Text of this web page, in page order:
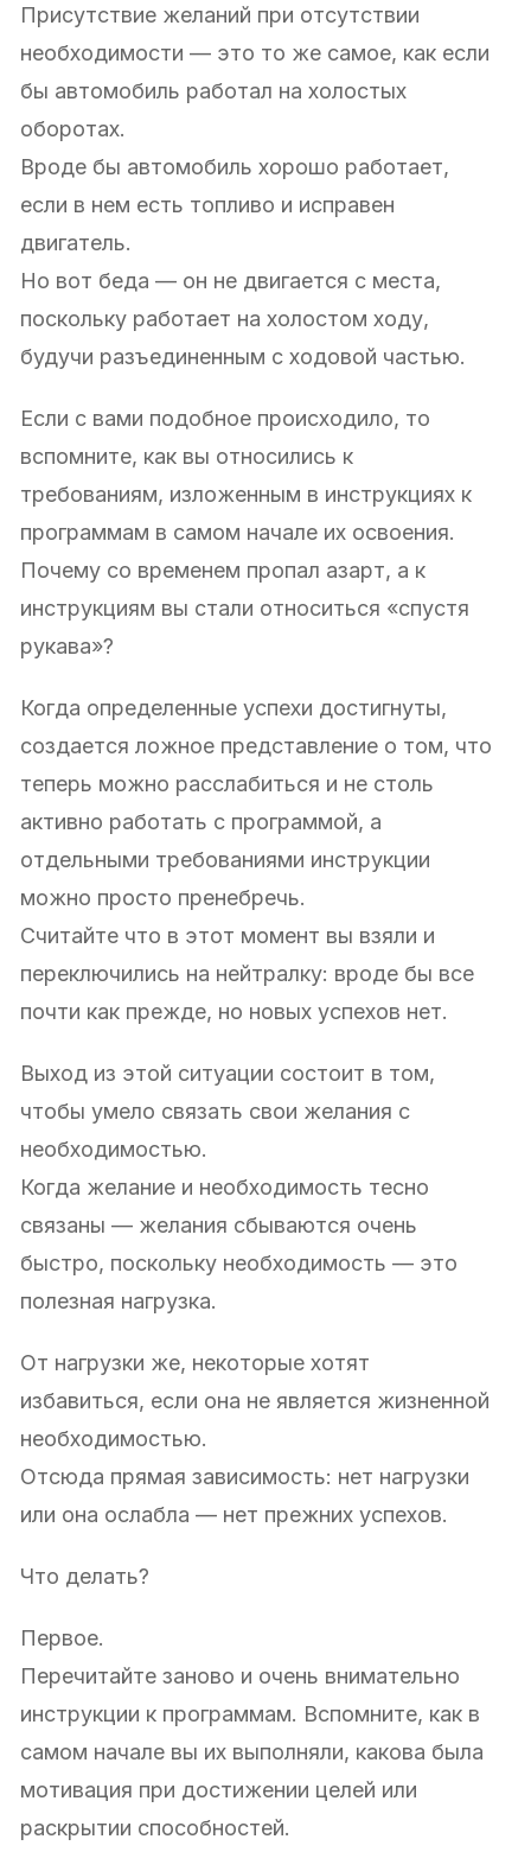
Присутствие желаний при отсутствии
необходимости — это то же самое, как если
бы автомобиль работал на холостых
оборотах.
Вроде бы автомобиль хорошо работает,
если в нем есть топливо и исправен
двигатель.
Но вот беда — он не двигается с места,
поскольку работает на холостом ходу,
будучи разъединенным с ходовой частью.
Если с вами подобное происходило, то
вспомните, как вы относились к
требованиям, изложенным в инструкциях к
программам в самом начале их освоения.
Почему со временем пропал азарт, а к
инструкциям вы стали относиться «спустя
рукава»?
Когда определенные успехи достигнуты,
создается ложное представление о том, что
теперь можно расслабиться и не столь
активно работать с программой, а
отдельными требованиями инструкции
можно просто пренебречь.
Считайте что в этот момент вы взяли и
переключились на нейтралку: вроде бы все
почти как прежде, но новых успехов нет.
Выход из этой ситуации состоит в том,
чтобы умело связать свои желания с
необходимостью.
Когда желание и необходимость тесно
связаны — желания сбываются очень
быстро, поскольку необходимость — это
полезная нагрузка.
От нагрузки же, некоторые хотят
избавиться, если она не является жизненной
необходимостью.
Отсюда прямая зависимость: нет нагрузки
или она ослабла — нет прежних успехов.
Что делать?
Первое.
Перечитайте заново и очень внимательно
инструкции к программам. Вспомните, как в
самом начале вы их выполняли, какова была
мотивация при достижении целей или
раскрытии способностей.